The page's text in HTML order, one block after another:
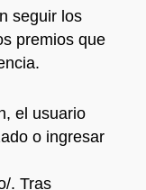
seguir los
premios que
el usuario
o ingresar
. Tras